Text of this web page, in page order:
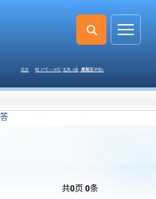
共0页 0条